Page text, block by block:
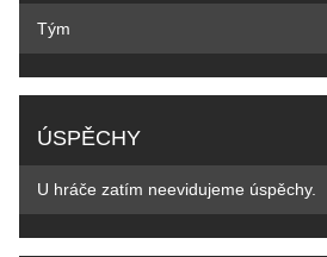
Tým
ÚSPĚCHY
U hráče zatím neevidujeme úspěchy.